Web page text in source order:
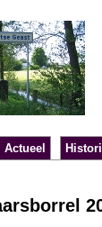
Actueel